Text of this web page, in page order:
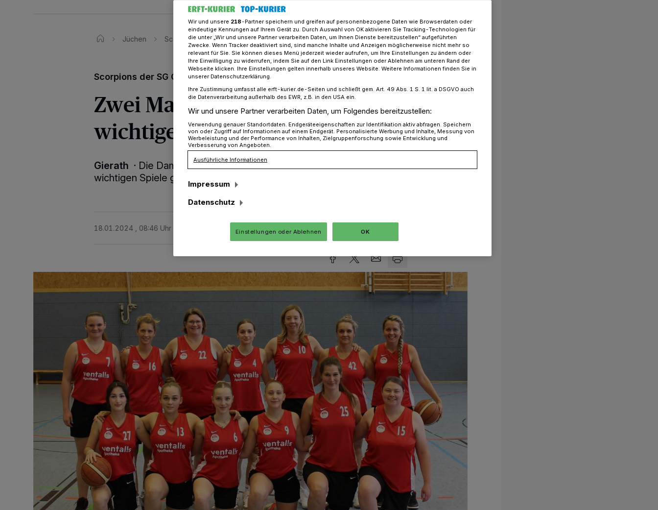
Jüchen Scorpions der SG Gierath gewannen wichtige Spiele
Scorpions der SG Gierath
Zwei Mannschaften gewannen
wichtige Spiele
Gierath · Die Damen und die U14-1 der Scorpions haben ihre
wichtigen Spiele gewonnen.
18.01.2024 , 08:46 Uhr 2 Minuten Lesezeit
Wir und unsere 218-Partner speichern und greifen auf personenbezogene Daten wie Browserdaten oder
eindeutige Kennungen auf Ihrem Gerät zu. Durch Auswahl von OK aktivieren Sie Tracking-Technologien für
die unter „Wir und unsere Partner verarbeiten Daten, um Ihnen Dienste bereitzustellen“ aufgeführten
Zwecke. Wenn Tracker deaktiviert sind, sind manche Inhalte und Anzeigen möglicherweise nicht mehr so
relevant für Sie. Sie können dieses Menü jederzeit wieder aufrufen, um Ihre Einstellungen zu ändern oder
Ihre Einwilligung zu widerrufen, indem Sie auf den Link Einstellungen oder Ablehnen am unteren Rand der
Webseite klicken. Ihre Einstellungen gelten innerhalb unseres Website. Weitere Informationen finden Sie in
unserer Datenschutzerklärung.
Ihre Zustimmung umfasst alle erft-kurier.de-Seiten und schließt gem. Art. 49 Abs. 1 S. 1 lit. a DSGVO auch
die Datenverarbeitung außerhalb des EWR, z.B. in den USA ein.
Wir und unsere Partner verarbeiten Daten, um Folgendes bereitzustellen:
Verwendung genauer Standortdaten. Endgeräteeigenschaften zur Identifikation aktiv abfragen. Speichern
von oder Zugriff auf Informationen auf einem Endgerät. Personalisierte Werbung und Inhalte, Messung von
Werbeleistung und der Performance von Inhalten, Zielgruppenforschung sowie Entwicklung und
Verbesserung von Angeboten.
Ausführliche Informationen
Impressum
Datenschutz
Einstellungen oder Ablehnen OK